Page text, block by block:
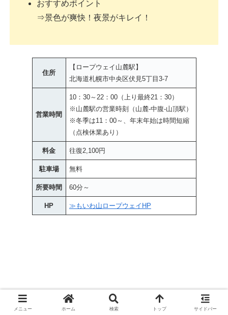
おすすめポイント
⇒景色が爽快！夜景がキレイ！
住所
【ロープウェイ山麓駅】
北海道札幌市中央区伏見5丁目3-7
営業時間
10：30～22：00（上り最終21：30）
※山麓駅の営業時刻（山麓-中腹-山頂駅）
※冬季は11：00～、年末年始は時間短縮
（点検休業あり）
料金 往復2,100円
駐車場 無料
所要時間 60分～
HP ≫もいわ山ロープウェイHP
メニュー ホーム 検索 トップ サイドバー